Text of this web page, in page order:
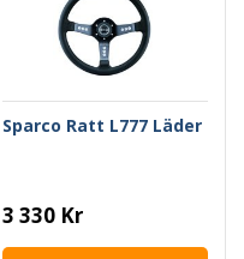
Sparco Ratt L777 Läder
3 330 Kr